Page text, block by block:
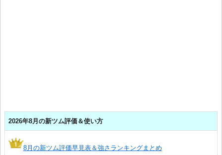
2026年8月の新ツム評価＆使い方
8月の新ツム評価早見表＆強さランキングまとめ